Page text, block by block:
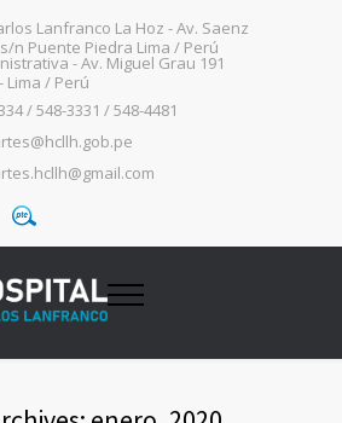
Lanfranco La Hoz - Av. Saenz
n Puente Piedra Lima / Perú
- Av. Miguel Grau 191
Lima / Perú
/ 548-3331 / 548-4481